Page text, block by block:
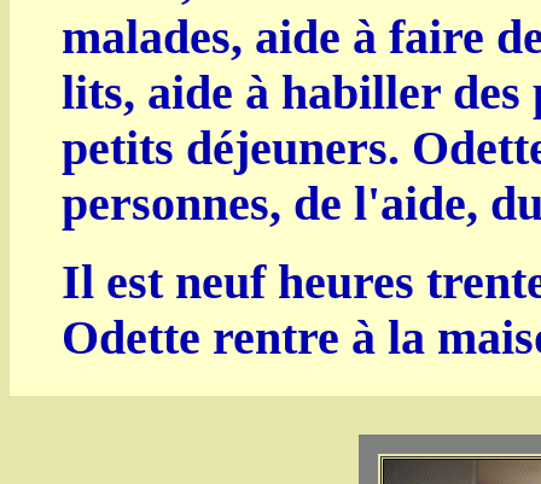
malades, aide à faire
lits, aide à habiller des
petits déjeuners.
personnes, de l'aide,
Il est neuf heures
Odette rentre à la